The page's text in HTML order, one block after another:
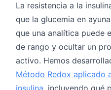
La resistencia a la
que la glucemia en
que una analítica puede
de rango y ocultar un
activo. Hemos
Método Redox aplicado